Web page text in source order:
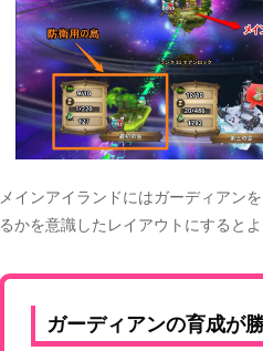
メインアイランドにはガーディアン
るかを意識したレイアウトにすると
ガーディアンの育成が